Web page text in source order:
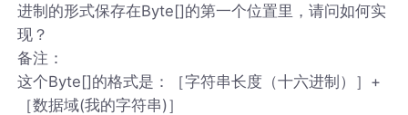
进制的形式保存在Byte[]的第一个位置里，请问如何实
现？
备注：
这个Byte[]的格式是：［字符串长度（十六进制）］+
［数据域(我的字符串)］